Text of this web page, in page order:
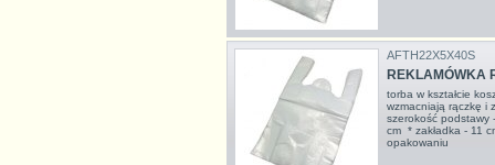
AFTH22X5X40S
REKLAMÓWKA
torba w kształcie
wzmacniają rączkę
szerokość podstawy
cm * zakładka - 11
opakowaniu